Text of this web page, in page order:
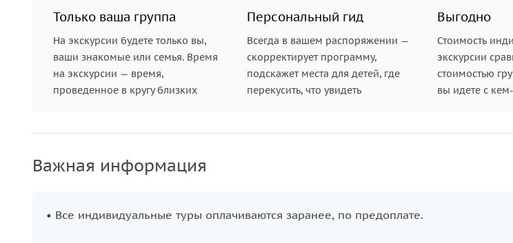
Только ваша группа
На экскурсии будете только вы,
ваши знакомые или семья. Время
на экскурсии — время,
проведенное в кругу близких
Персональный гид
Всегда в вашем распоряжении —
скорректирует программу,
подскажет места для детей, где
перекусить, что увидеть
Выгодно
Стоимость
экскурсии
стоимостью
вы идете с
Важная информация
• Все индивидуальные туры оплачиваются заранее, по предоплате.